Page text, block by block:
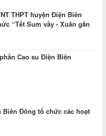
THPT huyện Điện Biên
“Tết Sum vầy - Xuân gắn
Cao su Điện Biên
Đông tổ chức các hoạt